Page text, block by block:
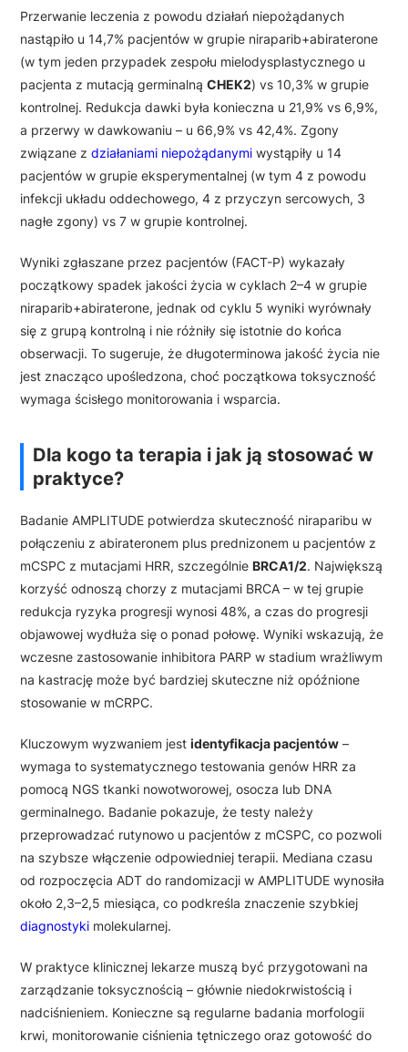
Przerwanie leczenia z powodu działań niepożądanych
nastąpiło u 14,7% pacjentów w grupie niraparib+abiraterone
(w tym jeden przypadek zespołu mielodysplastycznego u
pacjenta z mutacją germinalną CHEK2) vs 10,3% w grupie
kontrolnej. Redukcja dawki była konieczna u 21,9% vs 6,9%,
a przerwy w dawkowaniu – u 66,9% vs 42,4%. Zgony
związane z działaniami niepożądanymi wystąpiły u 14
pacjentów w grupie eksperymentalnej (w tym 4 z powodu
infekcji układu oddechowego, 4 z przyczyn sercowych, 3
nagłe zgony) vs 7 w grupie kontrolnej.
Wyniki zgłaszane przez pacjentów (FACT-P) wykazały
początkowy spadek jakości życia w cyklach 2–4 w grupie
niraparib+abiraterone, jednak od cyklu 5 wyniki wyrównały
się z grupą kontrolną i nie różniły się istotnie do końca
obserwacji. To sugeruje, że długoterminowa jakość życia nie
jest znacząco upośledzona, choć początkowa toksyczność
wymaga ścisłego monitorowania i wsparcia.
Dla kogo ta terapia i jak ją stosować w
praktyce?
Badanie AMPLITUDE potwierdza skuteczność niraparibu w
połączeniu z abirateronem plus prednizonem u pacjentów z
mCSPC z mutacjami HRR, szczególnie BRCA1/2. Największą
korzyść odnoszą chorzy z mutacjami BRCA – w tej grupie
redukcja ryzyka progresji wynosi 48%, a czas do progresji
objawowej wydłuża się o ponad połowę. Wyniki wskazują, że
wczesne zastosowanie inhibitora PARP w stadium wrażliwym
na kastrację może być bardziej skuteczne niż opóźnione
stosowanie w mCRPC.
Kluczowym wyzwaniem jest identyfikacja pacjentów –
wymaga to systematycznego testowania genów HRR za
pomocą NGS tkanki nowotworowej, osocza lub DNA
germinalnego. Badanie pokazuje, że testy należy
przeprowadzać rutynowo u pacjentów z mCSPC, co pozwoli
na szybsze włączenie odpowiedniej terapii. Mediana czasu
od rozpoczęcia ADT do randomizacji w AMPLITUDE wynosiła
około 2,3–2,5 miesiąca, co podkreśla znaczenie szybkiej
diagnostyki molekularnej.
W praktyce klinicznej lekarze muszą być przygotowani na
zarządzanie toksycznością – głównie niedokrwistością i
nadciśnieniem. Konieczne są regularne badania morfologii
krwi, monitorowanie ciśnienia tętniczego oraz gotowość do